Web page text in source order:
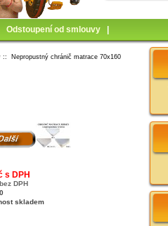
Odstoupení od smlouvy
:: Nepropustný chránič matrace 70x160
s DPH
DPH